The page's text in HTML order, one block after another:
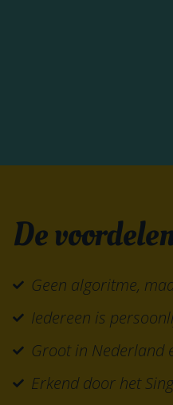
De
Geen algoritme,
Iedereen is
Groot in Nederland
Erkend door het